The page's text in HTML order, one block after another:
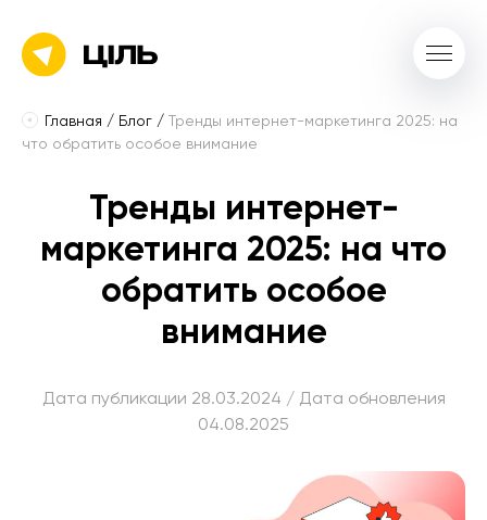
Главная / Блог /
Тренды интернет-маркетинга 2025: на
что обратить особое внимание
Тренды интернет-
маркетинга 2025: на что
обратить особое
внимание
Дата публикации 28.03.2024 / Дата обновления
04.08.2025